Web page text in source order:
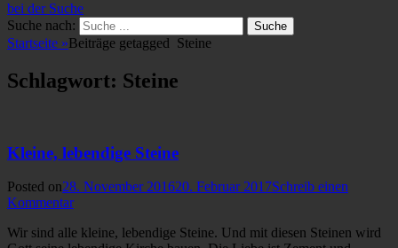
bei der Suche
Suche nach:
Startseite »Beiträge getagged Steine
Schlagwort: Steine
Kleine, lebendige Steine
Posted on28. November 201620. Februar 2017Schreib einen
Kommentar
Wir sind alle kleine, lebendige Steine. Und mit diesen Steinen wird